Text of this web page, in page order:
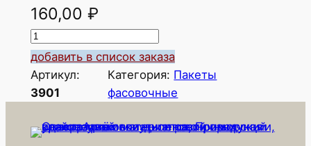
160,00 ₽
К
о
л
и
е
добавить в список заказа
Артикул:
3901
Категория: Пакеты
фасовочные